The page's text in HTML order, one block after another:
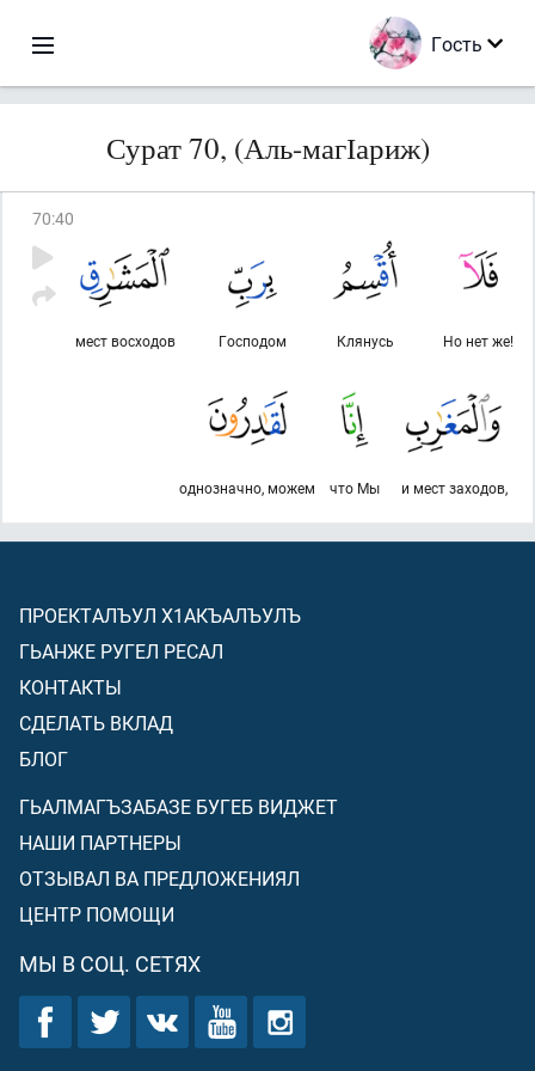
Гость
Сурат 70, (Аль-магІариж)
70:40
Но нет же!
Клянусь
Господом
мест восходов
и мест заходов,
что Мы
однозначно, можем
ПРОЕКТАЛЪУЛ Х1АКЪАЛЪУЛЪ
ГЬАНЖЕ РУГЕЛ РЕСАЛ
КОНТАКТЫ
СДЕЛАТЬ ВКЛАД
БЛОГ
ГЬАЛМАГЪЗАБАЗЕ БУГЕБ ВИДЖЕТ
НАШИ ПАРТНЕРЫ
ОТЗЫВАЛ ВА ПРЕДЛОЖЕНИЯЛ
ЦЕНТР ПОМОЩИ
МЫ В СОЦ. СЕТЯХ